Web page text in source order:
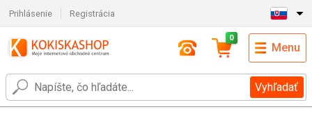
Prihlásenie Registrácia
Vyhľadať
0
Menu